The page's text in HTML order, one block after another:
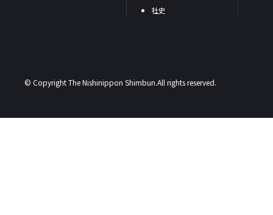
社史
© Copyright The Nishinippon Shimbun.All rights reserved.